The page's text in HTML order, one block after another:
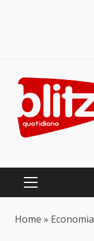
content
PRIMARY
Home » Economia